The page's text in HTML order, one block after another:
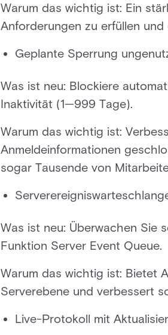
Warum das wichtig ist: Ein
Anforderungen zu erfüllen
Geplante Sperrung
Was ist neu: Blockiere
Inaktivität (1—999 Tage).
Warum das wichtig ist:
Anmeldeinformationen
sogar Tausende von
Was ist neu: Überwachen Sie
Funktion Server Event Queue.
Warum das wichtig ist: Bietet
Serverebene und verbessert
Live-Protokoll mit